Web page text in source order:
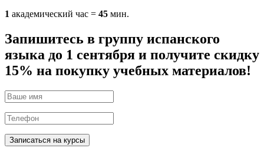
1 академический час = 45 мин.
Запишитесь в группу испанского
языка до 1 сентября и получите скидку
15% на покупку учебных материалов!